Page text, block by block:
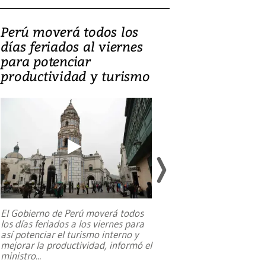
Perú moverá todos los
días feriados al viernes
para potenciar
productividad y turismo
El Gobierno de Perú moverá todos
los días feriados a los viernes para
así potenciar el turismo interno y
mejorar la productividad, informó el
ministro...